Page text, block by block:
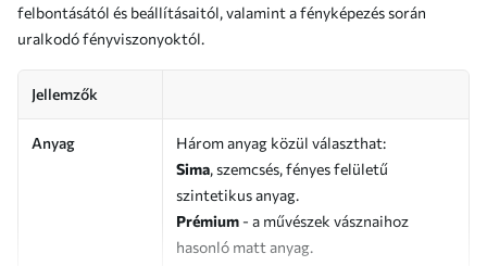
felbontásától és beállításaitól, valamint a fényképezés során
uralkodó fényviszonyoktól.
Jellemzők
Anyag
Három anyag közül választhat:
Sima, szemcsés, fényes felületű
szintetikus anyag.
Prémium - a művészek vásznaihoz
hasonló matt anyag.